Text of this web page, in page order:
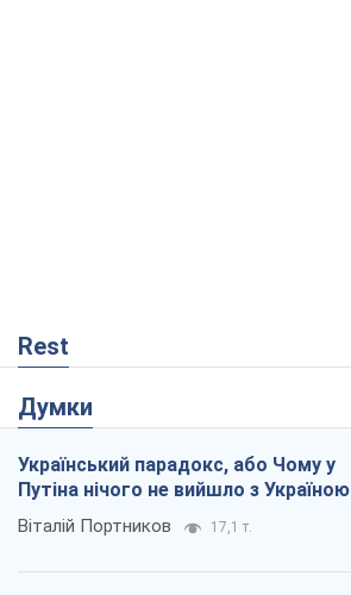
Rest
Думки
Український парадокс, або Чому у
Путіна нічого не вийшло з Україною
Віталій Портников 17,1 т.